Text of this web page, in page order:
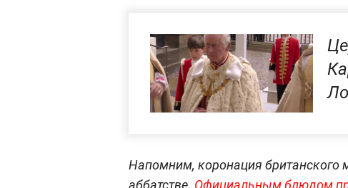
Напомним, коронация британского
аббатстве. Официальным блюдом